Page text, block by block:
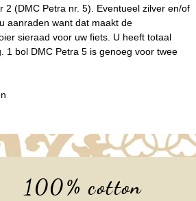
2 (DMC Petra nr. 5). Eventueel zilver en/of
aanraden want dat maakt de
sieraad voor uw fiets. U heeft totaal
1 bol DMC Petra 5 is genoeg voor twee
100% cotton